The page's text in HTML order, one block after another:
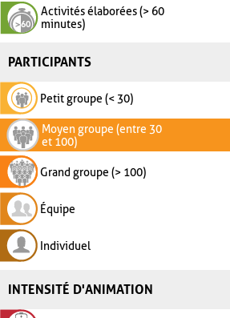
Activités élaborées (> 60
minutes)
PARTICIPANTS
Petit groupe (< 30)
Moyen groupe (entre 30
et 100)
Grand groupe (> 100)
Équipe
Individuel
INTENSITÉ D'ANIMATION